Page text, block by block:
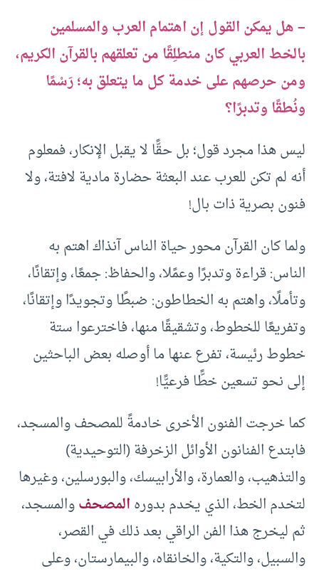
– هل يمكن القول إن اهتمام العرب والمسلمين
بالخط العربي كان منطلِقًا من تعلقهم بالقرآن الكريم،
ومن حرصهم على خدمة كل ما يتعلق به؛ رَسْمًا
ونُطقًا وتدبرًا؟
ليس هذا مجرد قول؛ بل حقًّا لا يقبل الإنكار، فمعلوم
أنه لم تكن للعرب عند البعثة حضارة مادية لافتة، ولا
فنون بصرية ذات بال!
ولما كان القرآن محور حياة الناس آنذاك اهتم به
الناس: قراءة وتدبرًا وعمًلا، والحفاظ: جمعًا، وإتقانًا،
وتأملًا، واهتم به الخطاطون: ضبطًا وتجويدًا وإتقانًا،
وتفريعًا للخطوط، وتشقيقًا منها، فاخترعوا ستة
خطوط رئيسة، تفرع عنها ما أوصله بعض الباحثين
إلى نحو تسعين خطًّا فرعيًّا!
كما خرجت الفنون الأخرى خادمةً للمصحف والمسجد،
فابتدع الفنانون الأوائل الزخرفة (التوحيدية)
والتذهيب، والعمارة، والأرابيسك، والبورسلين، وغيرها
لتخدم الخط، الذي يخدم بدورهالمصحفوالمسجد،
ثم ليخرج هذا الفن الراقي بعد ذلك في القصر،
والسبيل، والتكية، والخانقاه، والبيمارستان، وعلى